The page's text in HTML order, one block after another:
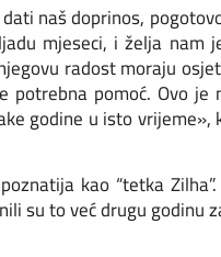
naš doprinos,
mjeseci, i želja nam
radost moraju
pomoć. Ovo je
godine u isto
kao “tetka
su to već drugu godinu